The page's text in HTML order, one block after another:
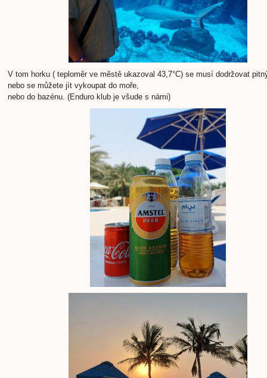
V tom horku ( teploměr ve městě ukazoval 43,7°C) se musí dodržovat
nebo se můžete jít vykoupat do moře,
nebo do bazénu. (Enduro klub je všude s námi)